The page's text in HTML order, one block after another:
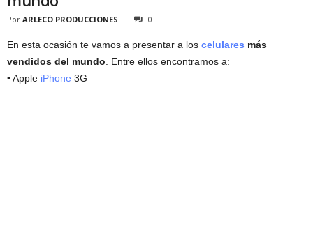
Por ARLECO PRODUCCIONES 0
En esta ocasión te vamos a presentar a los celulares más
vendidos del mundo . Entre ellos encontramos a:
• Apple iPhone 3G